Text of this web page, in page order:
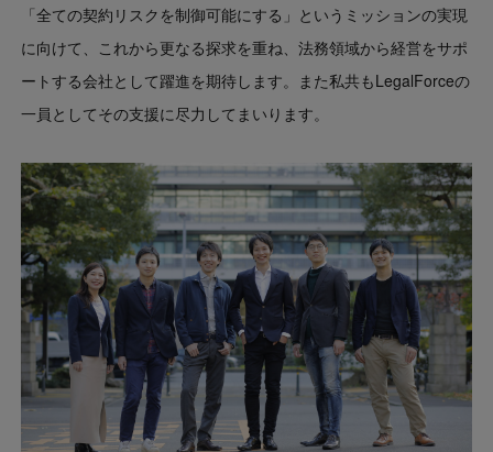
「全ての契約リスクを制御可能にする」というミッションの実現
に向けて、これから更なる探求を重ね、法務領域から経営をサポ
ートする会社として躍進を期待します。また私共もLegalForceの
一員としてその支援に尽力してまいります。